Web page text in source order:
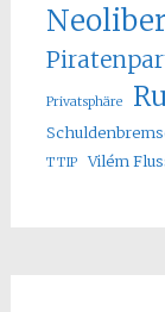
Privatsphäre
TTIP
Vilém